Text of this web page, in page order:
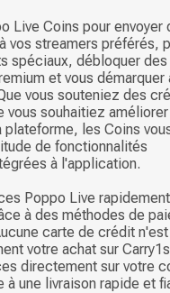
Live Coins pour envoyer
vos streamers préférés,
spéciaux, débloquer des
et vous démarquer
vous souteniez des
vous souhaitiez
plateforme, les Coins
de fonctionnalités
à l'application.
Poppo Live
à des méthodes de
carte de crédit
votre achat sur
directement sur votre
à une livraison rapide et